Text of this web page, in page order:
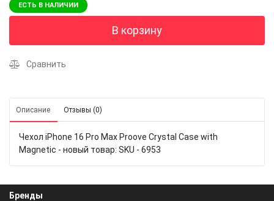
ЕСТЬ В НАЛИЧИИ
В корзину
Сравнить
Описание Отзывы (0)
Чехол iPhone 16 Pro Max Proove Crystal Case with
Magnetic - новый товар: SKU - 6953
Бренды